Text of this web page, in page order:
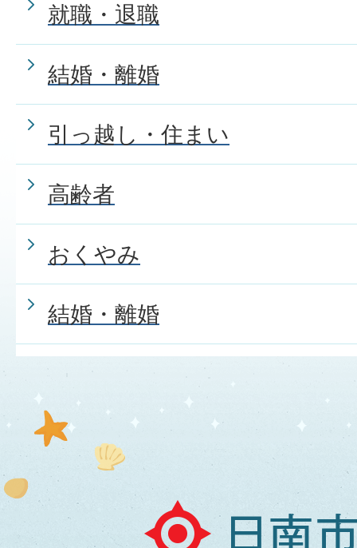
就職・退職
結婚・離婚
引っ越し・住まい
高齢者
おくやみ
結婚・離婚
日